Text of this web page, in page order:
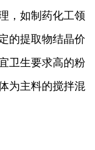
，如制药化工领
的提取物结晶价
卫生要求高的粉
为主料的搅拌混